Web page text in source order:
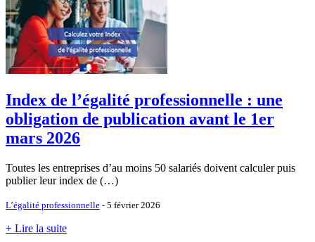
Index de l’égalité professionnelle : une
obligation de publication avant le 1er
mars 2026
Toutes les entreprises d’au moins 50 salariés doivent calculer puis
publier leur index de (…)
L’égalité professionnelle - 5 février 2026
+ Lire la suite